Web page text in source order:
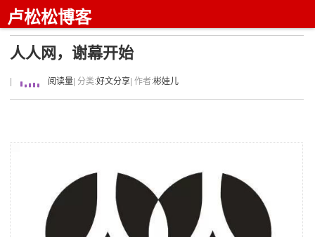
卢松松博客
人人网，谢幕开始
阅读量 | 分类:好文分享 | 作者:彬娃儿